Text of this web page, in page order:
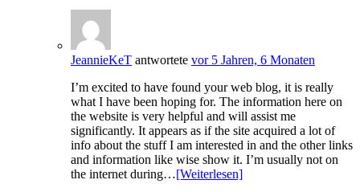
JeannieKeT antwortete vor 5 Jahren, 6 Monaten
I’m excited to have found your web blog, it is really
what I have been hoping for. The information here on
the website is very helpful and will assist me
significantly. It appears as if the site acquired a lot of
info about the stuff I am interested in and the other links
and information like wise show it. I’m usually not on
the internet during…[Weiterlesen]